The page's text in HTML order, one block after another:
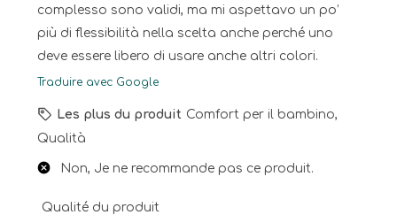
complesso sono validi, ma mi aspettavo un po’
più di flessibilità nella scelta anche perché uno
deve essere libero di usare anche altri colori.
Traduire avec Google
Les plus du produit Comfort per il bambino,
Qualità
Non, Je ne recommande pas ce produit.
Qualité du produit